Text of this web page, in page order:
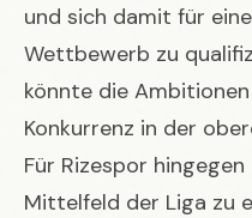
und sich damit für
Wettbewerb zu
könnte die
Konkurrenz in der
Für Rizespor
Mittelfeld der Liga zu